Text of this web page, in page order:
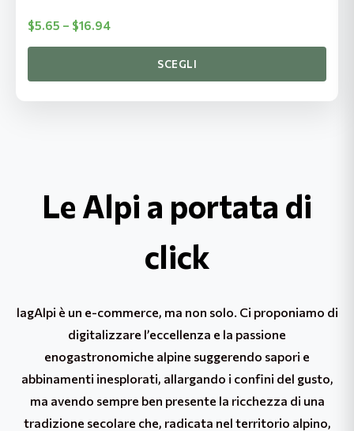
$5.65 – $16.94Fascia
$5.65
fino
SCEGLI
Le Alpi a portata di
click
lagAlpi è un e-commerce, ma non solo. Ci proponiamo di
digitalizzare l’eccellenza e la passione
enogastronomiche alpine suggerendo sapori e
abbinamenti inesplorati, allargando i confini del gusto,
ma avendo sempre ben presente la ricchezza di una
tradizione secolare che, radicata nel territorio alpino,